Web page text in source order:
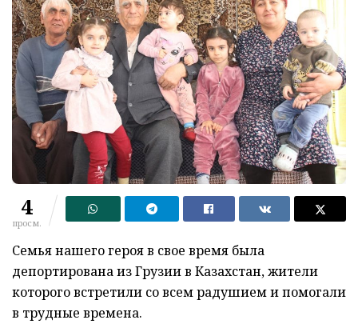
4
просм.
Семья нашего героя в свое время была
депортирована из Грузии в Казахстан, жители
которого встретили со всем радушием и помогали
в трудные времена.